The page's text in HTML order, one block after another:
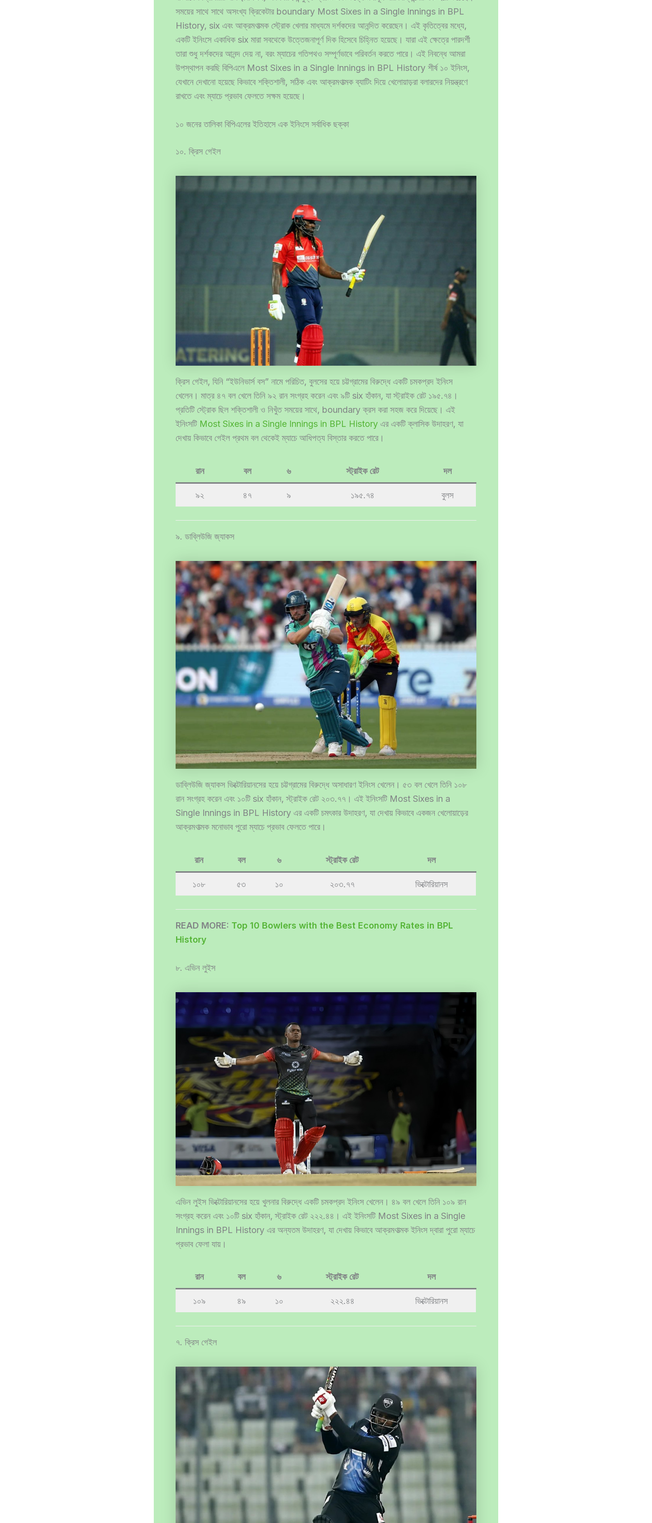
সময়ের সাথে সাথে অসংখ্য ক্রিকেটার boundary Most Sixes in a Single Innings in BPL
History, six এবং আক্রমণাত্মক স্ট্রোক খেলার মাধ্যমে দর্শকদের আনন্দিত করেছেন। এই কৃতিত্বের মধ্যে,
একটি ইনিংসে একাধিক six মারা সবথেকে উত্তেজনাপূর্ণ দিক হিসেবে চিহ্নিত হয়েছে। যারা এই ক্ষেত্রে পারদর্শী
তারা শুধু দর্শকদের আনন্দ দেয় না, বরং ম্যাচের গতিপথও সম্পূর্ণভাবে পরিবর্তন করতে পারে। এই নিবন্ধে আমরা
উপস্থাপন করছি বিপিএলে Most Sixes in a Single Innings in BPL History শীর্ষ ১০ ইনিংস,
যেখানে দেখানো হয়েছে কিভাবে শক্তিশালী, সঠিক এবং আক্রমণাত্মক ব্যাটিং দিয়ে খেলোয়াড়রা বলারদের নিয়ন্ত্রণে
রাখতে এবং ম্যাচে প্রভাব ফেলতে সক্ষম হয়েছে।
১০ জনের তালিকা বিপিএলের ইতিহাসে এক ইনিংসে সর্বাধিক ছক্কা
১০. ক্রিস গেইল
ক্রিস গেইল, যিনি “ইউনিভার্স বস” নামে পরিচিত, বুলসের হয়ে চট্টগ্রামের বিরুদ্ধে একটি চমকপ্রদ ইনিংস
খেলেন। মাত্র ৪৭ বল খেলে তিনি ৯২ রান সংগ্রহ করেন এবং ৯টি six হাঁকান, যা স্ট্রাইক রেট ১৯৫.৭৪।
প্রতিটি স্ট্রোক ছিল শক্তিশালী ও নিখুঁত সময়ের সাথে, boundary ক্রস করা সহজ করে দিয়েছে। এই
ইনিংসটি Most Sixes in a Single Innings in BPL History এর একটি ক্লাসিক উদাহরণ, যা
দেখায় কিভাবে গেইল প্রথম বল থেকেই ম্যাচে আধিপত্য বিস্তার করতে পারে।
রান বল ৬ স্ট্রাইক রেট দল
৯২ ৪৭ ৯ ১৯৫.৭৪ বুলস
৯. ডাব্লিউজি জ্যাকস
ডাব্লিউজি জ্যাকস ভিক্টোরিয়ানসের হয়ে চট্টগ্রামের বিরুদ্ধে অসাধারণ ইনিংস খেলেন। ৫৩ বল খেলে তিনি ১০৮
রান সংগ্রহ করেন এবং ১০টি six হাঁকান, স্ট্রাইক রেট ২০৩.৭৭। এই ইনিংসটি Most Sixes in a
Single Innings in BPL History এর একটি চমৎকার উদাহরণ, যা দেখায় কিভাবে একজন খেলোয়াড়ের
আক্রমণাত্মক মনোভাব পুরো ম্যাচে প্রভাব ফেলতে পারে।
রান বল ৬ স্ট্রাইক রেট দল
১০৮ ৫৩ ১০ ২০৩.৭৭ ভিক্টোরিয়ানস
READ MORE: Top 10 Bowlers with the Best Economy Rates in BPL
History
৮. এভিন লুইস
এভিন লুইস ভিক্টোরিয়ানসের হয়ে খুলনার বিরুদ্ধে একটি চমকপ্রদ ইনিংস খেলেন। ৪৯ বল খেলে তিনি ১০৯ রান
সংগ্রহ করেন এবং ১০টি six হাঁকান, স্ট্রাইক রেট ২২২.৪৪। এই ইনিংসটি Most Sixes in a Single
Innings in BPL History এর অন্যতম উদাহরণ, যা দেখায় কিভাবে আক্রমণাত্মক ইনিংস দ্বারা পুরো ম্যাচে
প্রভাব ফেলা যায়।
রান বল ৬ স্ট্রাইক রেট দল
১০৯ ৪৯ ১০ ২২২.৪৪ ভিক্টোরিয়ানস
৭. ক্রিস গেইল